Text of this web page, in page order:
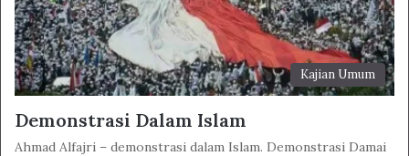
Kajian Umum
Demonstrasi Dalam Islam
Ahmad Alfajri – demonstrasi dalam Islam. Demonstrasi Damai